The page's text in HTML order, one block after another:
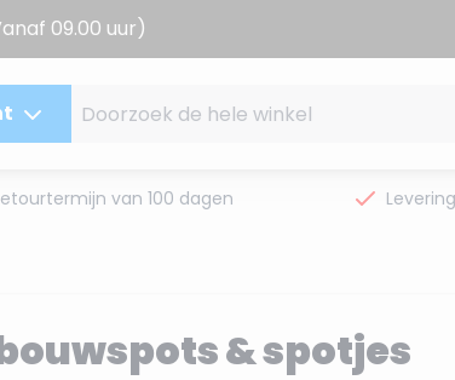
09.00 uur)
van 100 dagen
& spotjes